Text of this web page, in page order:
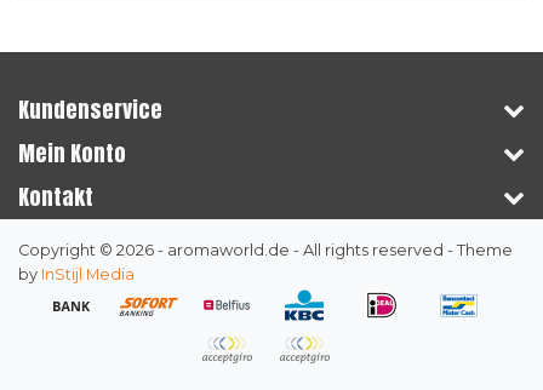
Kundenservice
Mein Konto
Kontakt
Copyright © 2026 - aromaworld.de - All rights reserved - Theme
by InStijl Media